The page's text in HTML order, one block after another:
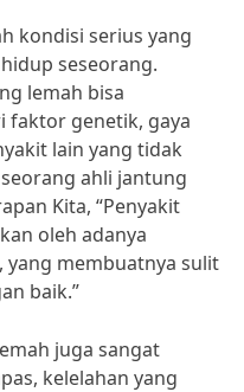
kondisi serius yang
seseorang.
lemah bisa
faktor genetik, gaya
lain yang tidak
ahli jantung
Kita, “Penyakit
oleh adanya
membuatnya sulit
baik.”
juga sangat
kelelahan yang